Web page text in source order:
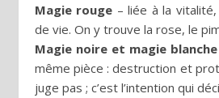
Magie rouge – liée à la
de vie. On y trouve la rose, le
Magie noire et magie blanche
même pièce : destruction et
juge pas ; c’est l’intention qui